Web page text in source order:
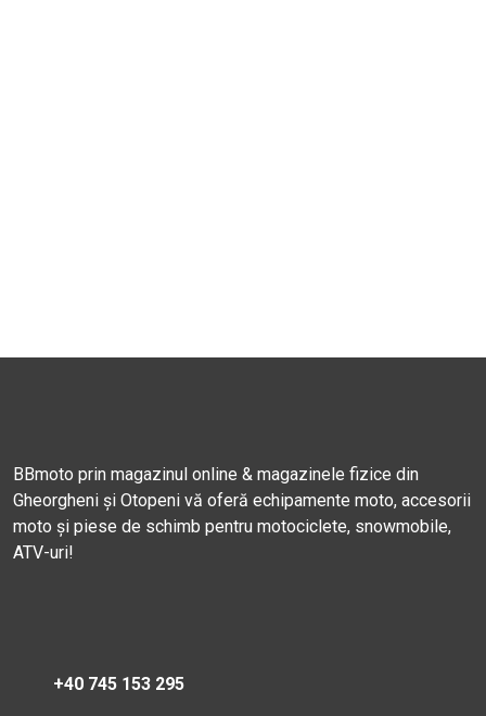
BBmoto prin magazinul online & magazinele fizice din
Gheorgheni și Otopeni vă oferă echipamente moto, accesorii
moto și piese de schimb pentru motociclete, snowmobile,
ATV-uri!
+40 745 153 295